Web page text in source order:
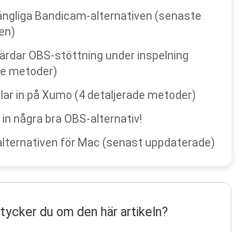
Bandicam-alternativen (senaste
OBS-stöttning under inspelning
metoder)
in på Xumo (4 detaljerade metoder)
in några bra OBS-alternativ!
för Mac (senast uppdaterade)
du om den här artikeln?